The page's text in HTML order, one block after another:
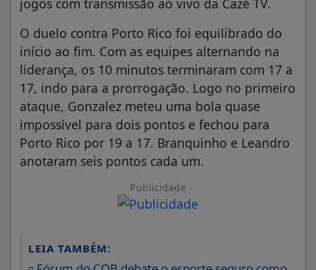
jogos com transmissão ao vivo da Cazé TV.
O duelo contra Porto Rico foi equilibrado do
início ao fim. Com as equipes alternando na
liderança, os 10 minutos terminaram com 17 a
17, indo para a prorrogação. Logo no primeiro
ataque, Gonzalez meteu uma bola quase
impossível para dois pontos e fechou para
Porto Rico por 19 a 17. Branquinho e Leandro
anotaram seis pontos cada um.
Publicidade
LEIA TAMBÉM: